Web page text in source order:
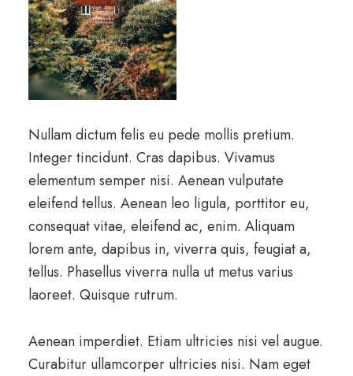
Nullam dictum felis eu pede mollis pretium.
Integer tincidunt. Cras dapibus. Vivamus
elementum semper nisi. Aenean vulputate
eleifend tellus. Aenean leo ligula, porttitor eu,
consequat vitae, eleifend ac, enim. Aliquam
lorem ante, dapibus in, viverra quis, feugiat a,
tellus. Phasellus viverra nulla ut metus varius
laoreet. Quisque rutrum.
Aenean imperdiet. Etiam ultricies nisi vel augue.
Curabitur ullamcorper ultricies nisi. Nam eget